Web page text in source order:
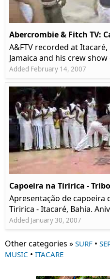
Abercrombie & Fitch TV:
A&FTV recorded at
Jamaica and his crew
Added February 14, 2007
Capoeira na Tiririca -
Apresentação de capoeira
Tiririca - Itacaré, Bahia.
Added January 30, 2007
Other categories » SURF •
MUSIC • ITACARE